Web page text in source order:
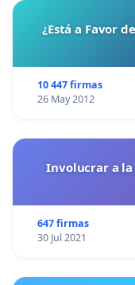
¿Está a Favor
10 447 firmas
26 May 2012
Involucrar a la
647 firmas
30 Jul 2021